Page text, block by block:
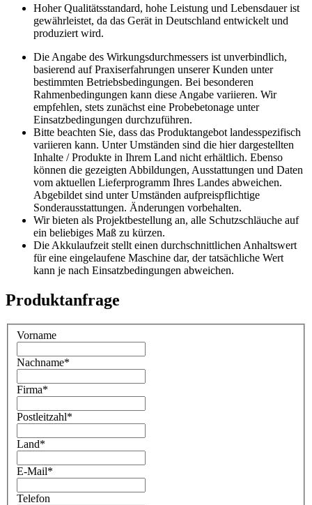
Hoher Qualitätsstandard, hohe Leistung und Lebensdauer ist
gewährleistet, da das Gerät in Deutschland entwickelt und
produziert wird.
Die Angabe des Wirkungsdurchmessers ist unverbindlich,
basierend auf Praxiserfahrungen unserer Kunden unter
bestimmten Betriebsbedingungen. Bei besonderen
Rahmenbedingungen kann diese Angabe variieren. Wir
empfehlen, stets zunächst eine Probebetonage unter
Einsatzbedingungen durchzuführen.
Bitte beachten Sie, dass das Produktangebot landesspezifisch
variieren kann. Unter Umständen sind die hier dargestellten
Inhalte / Produkte in Ihrem Land nicht erhältlich. Ebenso
können die gezeigten Abbildungen, Ausstattungen und Daten
vom aktuellen Lieferprogramm Ihres Landes abweichen.
Abgebildet sind unter Umständen aufpreispflichtige
Sonderausstattungen. Änderungen vorbehalten.
Wir bieten als Projektbestellung an, alle Schutzschläuche auf
ein beliebiges Maß zu kürzen.
Die Akkulaufzeit stellt einen durchschnittlichen Anhaltswert
für eine eingelaufene Maschine dar, der tatsächliche Wert
kann je nach Einsatzbedingungen abweichen.
Produktanfrage
Vorname
Nachname*
Firma*
Postleitzahl*
Land*
E-Mail*
Telefon